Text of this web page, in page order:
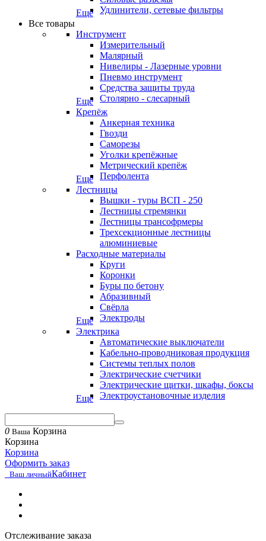
Удлинители, сетевые фильтры
Еще
Все товары
Инструмент
Измерительный
Малярный
Нивелиры - Лазерные уровни
Пневмо инструмент
Средства защиты труда
Столярно - слесарный
Еще
Крепёж
Анкерная техника
Гвозди
Саморезы
Уголки крепёжные
Метрический крепёж
Перфолента
Еще
Лестницы
Вышки - туры ВСП - 250
Лестницы стремянки
Лестницы трансофрмеры
Трехсекционные лестницы
алюминиевые
Расходные материалы
Круги
Коронки
Буры по бетону
Абразивный
Свёрла
Электроды
Еще
Электрика
Автоматические выключатели
Кабельно-проводниковая продукция
Системы теплых полов
Электрические счетчики
Электрические щитки, шкафы, боксы
Электроустановочные изделия
Еще
0 Ваша Корзина
Корзина
Корзина
Оформить заказ
Ваш личныйКабинет
Отслеживание заказа